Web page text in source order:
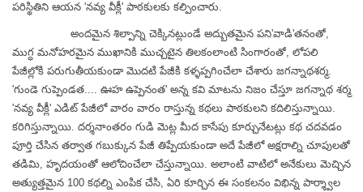
పరిస్థితిని ఆయన 'నవ్య వీక్లీ' పాఠకులకు కల్పించారు.
అందమైన శిల్పాన్ని చెక్కినట్లుండే అద్బుతమైన పని'వాడి'తనంతో,
ముగ్ధ మనోహరమైన ముఖానికి ముచ్చటైన తిలకంలాంటి సింగారంతో, లోపలి
పేజీల్లోకి పరుగుతీయకుండా మొదటి పేజీకి కళ్ళప్పగించేలా చేశారు జగన్నాథశర్మ.
'గుండె గుప్పెండత.... ఊహ ఉప్పెనంత' అన్న కవి మాటను నిజం చేస్తూ జగన్నాథ శర్మ
'నవ్య వీక్లీ' ఎడిట్ పేజీలో వారం వారం రాస్తున్న కథలు పాఠకులని కదిలిస్తున్నాయి.
కరిగిస్తున్నాయి. దర్శనాంతరం గుడి మెట్ల మీద కాసేపు కూర్చునేటట్లు కథ చదవడం
పూర్తి చేసిన తర్వాత గబుక్కున పేజీ తిప్పేయకుండా అదే పేజీలో అక్షరాల్ని చూపులతో
తడిమి, హృదయంతో ఆలోచించేలా చేస్తున్నాయి. అలాంటి వాటిలో అనేకులు మెచ్చిన
అత్యుత్తమైన 100 కథల్ని ఎంపిక చేసి, ఏరి కూర్చిన ఈ సంకలనం విభిన్న పార్శ్వాల